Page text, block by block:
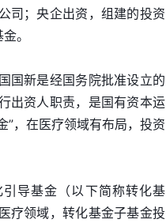
司；央企出资，组建的投资
。
国新是经国务院批准设立的
出资人职责，是国有资本运
”，在医疗领域有布局，投资
导基金（以下简称转化基
疗领域，转化基金子基金投